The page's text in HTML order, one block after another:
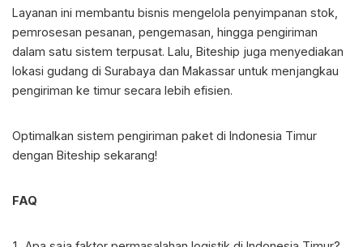
Layanan ini membantu bisnis mengelola penyimpanan stok,
pemrosesan pesanan, pengemasan, hingga pengiriman
dalam satu sistem terpusat. Lalu, Biteship juga menyediakan
lokasi gudang di Surabaya dan Makassar untuk menjangkau
pengiriman ke timur secara lebih efisien.
Optimalkan sistem pengiriman paket di Indonesia Timur
dengan Biteship sekarang!
FAQ